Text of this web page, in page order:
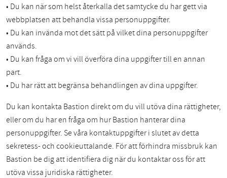
• Du kan när som helst återkalla det samtycke du har gett via
webbplatsen att behandla vissa personuppgifter.
• Du kan invända mot det sätt på vilket dina personuppgifter
används.
• Du kan fråga om vi vill överföra dina uppgifter till en annan
part.
• Du har rätt att begränsa behandlingen av dina uppgifter.
Du kan kontakta Bastion direkt om du vill utöva dina rättigheter,
eller om du har en fråga om hur Bastion hanterar dina
personuppgifter. Se våra kontaktuppgifter i slutet av detta
sekretess- och cookieuttalande. För att förhindra missbruk kan
Bastion be dig att identifiera dig när du kontaktar oss för att
utöva vissa juridiska rättigheter.